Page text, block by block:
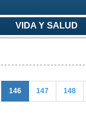
VIDA Y SALUD
146 147 148